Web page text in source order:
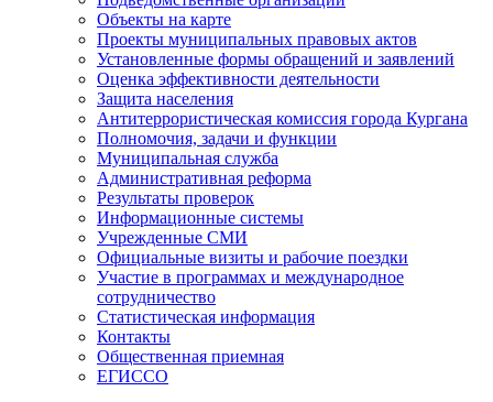
Объекты на карте
Проекты муниципальных правовых актов
Установленные формы обращений и заявлений
Оценка эффективности деятельности
Защита населения
Антитеррористическая комиссия города Кургана
Полномочия, задачи и функции
Муниципальная служба
Административная реформа
Результаты проверок
Информационные системы
Учрежденные СМИ
Официальные визиты и рабочие поездки
Участие в программах и международное
сотрудничество
Статистическая информация
Контакты
Общественная приемная
ЕГИССО